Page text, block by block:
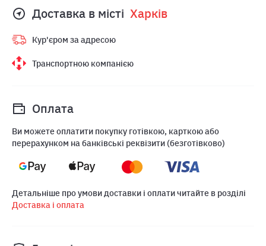
Доставка в місті Харкiв
Кур'єром за адресою
Транспортною компанією
Оплата
Ви можете оплатити покупку готівкою, карткою або
перерахунком на банківські реквізити (безготівково)
Детальніше про умови доставки і оплати читайте в розділі
Доставка і оплата